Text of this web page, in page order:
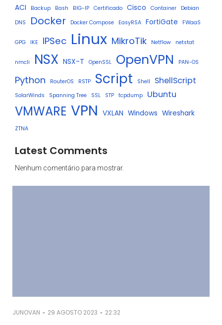
ACI Backup Bash BIG-IP Certificado Cisco Container
Debian
DNS
Docker Docker Compose EasyRSA FortiGate FWaaS
GPG IKE IPSec Linux MikroTik Netflow netstat
nmcli NSX NSX-T OpenSSL OpenVPN PAN-OS
Python RouterOS RSTP Script Shell ShellScript
SolarWinds Spanning Tree SSL STP tcpdump Ubuntu
VMWARE VPN VXLAN Windows Wireshark
ZTNA
Latest Comments
Nenhum comentário para mostrar.
JUNOVAN - 29 AGOSTO 2023 - 22:32